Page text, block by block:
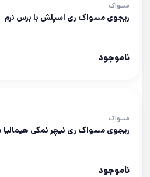
مسواک
ریجوی مسواک ری اسپلش با برس نرم
ناموجود
مسواک
ریجوی مسواک ری نیچر نمکی
ناموجود